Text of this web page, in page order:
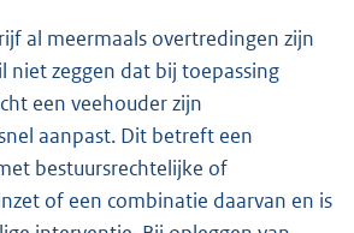
al meermaals overtredingen zijn
niet zeggen dat bij toepassing
een veehouder zijn
aanpast. Dit betreft een
bestuursrechtelijke of
of een combinatie daarvan en is